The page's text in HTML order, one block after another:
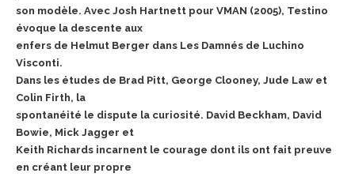
son modèle. Avec Josh Hartnett pour VMAN (2005), Testino
évoque la descente aux
enfers de Helmut Berger dans Les Damnés de Luchino
Visconti.
Dans les études de Brad Pitt, George Clooney, Jude Law et
Colin Firth, la
spontanéité le dispute la curiosité. David Beckham, David
Bowie, Mick Jagger et
Keith Richards incarnent le courage dont ils ont fait preuve
en créant leur propre